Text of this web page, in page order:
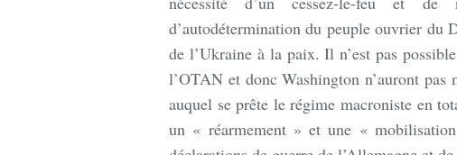
d’autodétermination du peuple ouvrier du
de l’Ukraine à la paix. Il n’est pas
l’OTAN et donc Washington n’auront
auquel se prête le régime macroniste en
un « réarmement » et une «